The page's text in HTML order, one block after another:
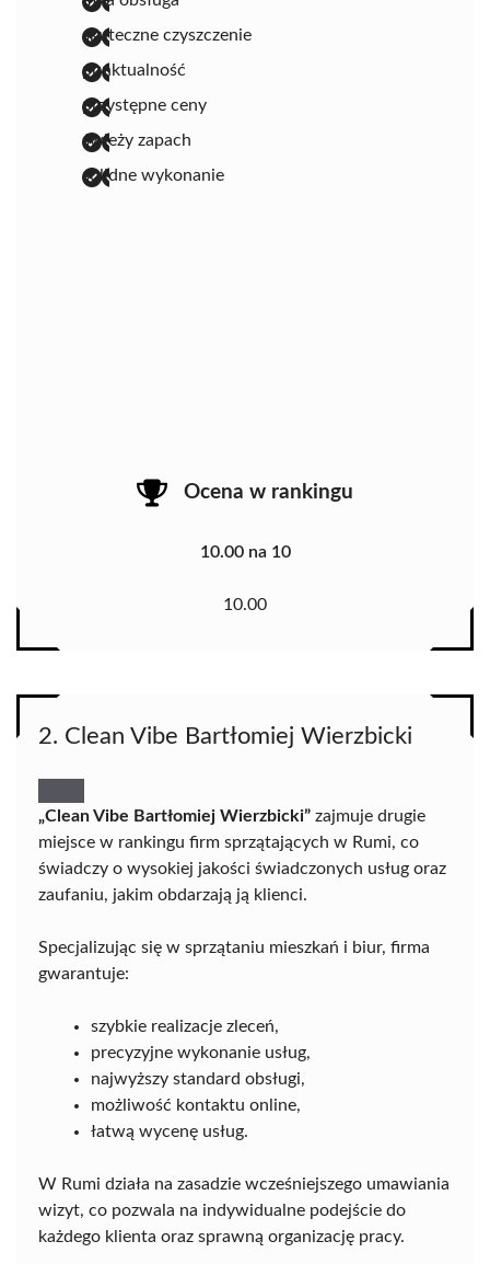
skuteczne czyszczenie
punktualność
przystępne ceny
świeży zapach
solidne wykonanie
Ocena w rankingu
10.00 na 10
10.00
2. Clean Vibe Bartłomiej Wierzbicki
„Clean Vibe Bartłomiej Wierzbicki” zajmuje drugie
miejsce w rankingu firm sprzątających w Rumi, co
świadczy o wysokiej jakości świadczonych usług oraz
zaufaniu, jakim obdarzają ją klienci.
Specjalizując się w sprzątaniu mieszkań i biur, firma
gwarantuje:
szybkie realizacje zleceń,
precyzyjne wykonanie usług,
najwyższy standard obsługi,
możliwość kontaktu online,
łatwą wycenę usług.
W Rumi działa na zasadzie wcześniejszego umawiania
wizyt, co pozwala na indywidualne podejście do
każdego klienta oraz sprawną organizację pracy.